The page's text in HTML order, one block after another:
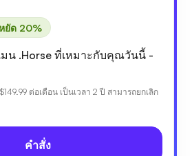
ยัด 20%
มน .Horse ที่เหมาะกับคุณวันนี้ -
$149.99 ต่อเดือน เป็นเวลา 2 ปี สามารถยกเลิก
คำสั่ง